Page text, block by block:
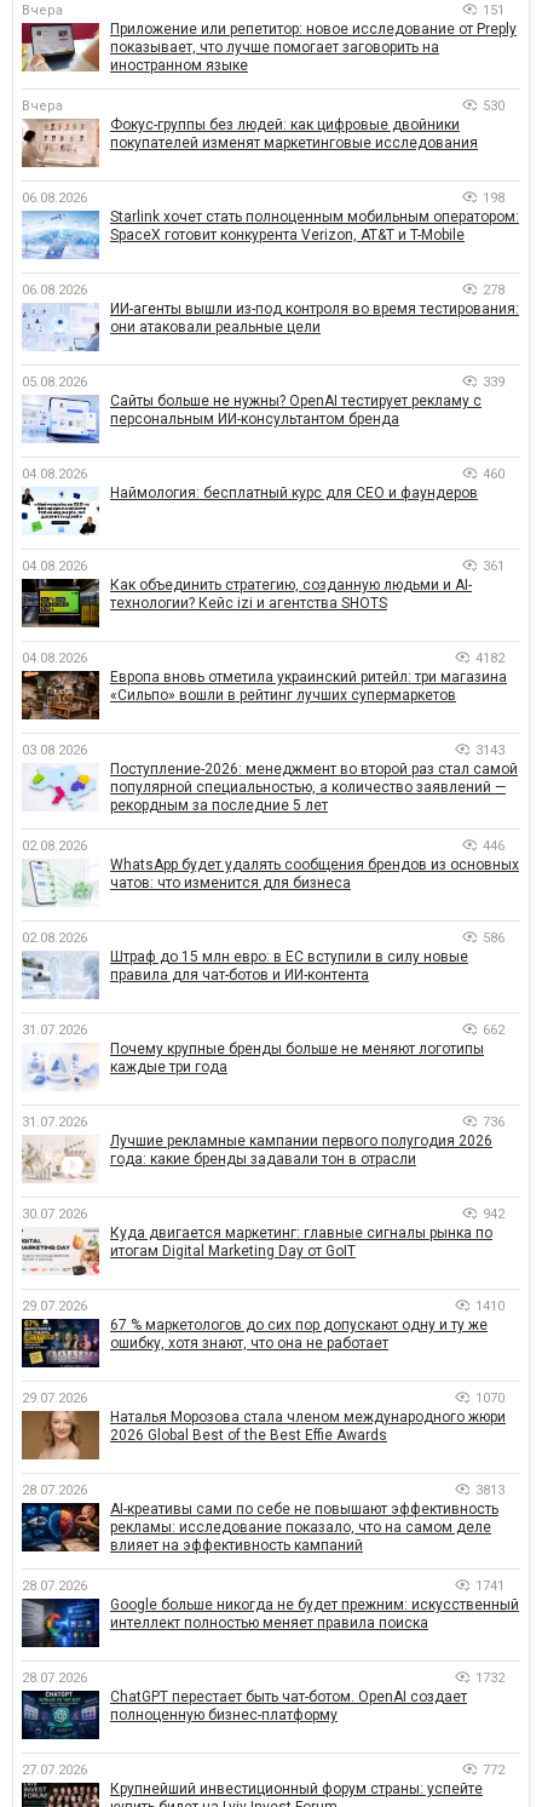
Вчера 151
Приложение или репетитор: новое исследование от Preply
показывает, что лучше помогает заговорить на
иностранном языке
Вчера 530
Фокус-группы без людей: как цифровые двойники
покупателей изменят маркетинговые исследования
06.08.2026 198
Starlink хочет стать полноценным мобильным оператором:
SpaceX готовит конкурента Verizon, AT&T и T-Mobile
06.08.2026 278
ИИ-агенты вышли из-под контроля во время тестирования:
они атаковали реальные цели
05.08.2026 339
Сайты больше не нужны? OpenAI тестирует рекламу с
персональным ИИ-консультантом бренда
04.08.2026 460
Наймология: бесплатный курс для CEO и фаундеров
04.08.2026 361
Как объединить стратегию, созданную людьми и AI-
технологии? Кейс izi и агентства SHOTS
04.08.2026 4182
Европа вновь отметила украинский ритейл: три магазина
«Сильпо» вошли в рейтинг лучших супермаркетов
03.08.2026 3143
Поступление-2026: менеджмент во второй раз стал самой
популярной специальностью, а количество заявлений —
рекордным за последние 5 лет
02.08.2026 446
WhatsApp будет удалять сообщения брендов из основных
чатов: что изменится для бизнеса
02.08.2026 586
Штраф до 15 млн евро: в ЕС вступили в силу новые
правила для чат-ботов и ИИ-контента
31.07.2026 662
Почему крупные бренды больше не меняют логотипы
каждые три года
31.07.2026 736
Лучшие рекламные кампании первого полугодия 2026
года: какие бренды задавали тон в отрасли
30.07.2026 942
Куда двигается маркетинг: главные сигналы рынка по
итогам Digital Marketing Day от GoIT
29.07.2026 1410
67 % маркетологов до сих пор допускают одну и ту же
ошибку, хотя знают, что она не работает
29.07.2026 1070
Наталья Морозова стала членом международного жюри
2026 Global Best of the Best Effie Awards
28.07.2026 3813
AI-креативы сами по себе не повышают эффективность
рекламы: исследование показало, что на самом деле
влияет на эффективность кампаний
28.07.2026 1741
Google больше никогда не будет прежним: искусственный
интеллект полностью меняет правила поиска
28.07.2026 1732
ChatGPT перестает быть чат-ботом. OpenAI создает
полноценную бизнес-платформу
27.07.2026 772
Крупнейший инвестиционный форум страны: успейте